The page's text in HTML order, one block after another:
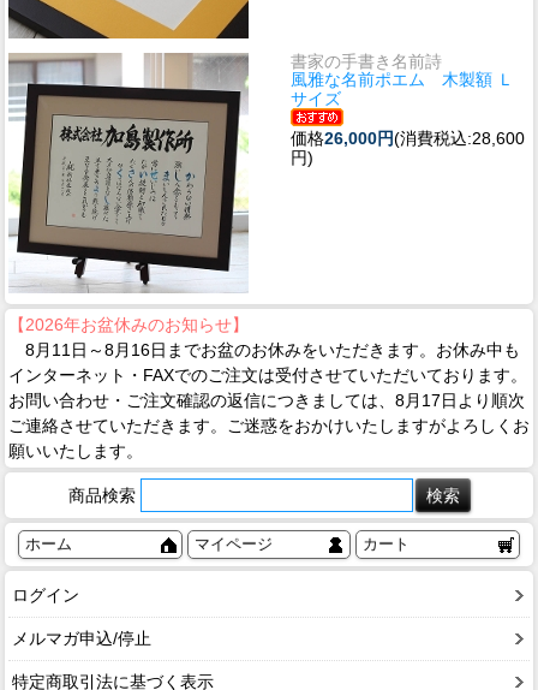
書家の手書き名前詩
風雅な名前ポエム 木製額 Ｌ
サイズ
価格26,000円(消費税込:28,600
円)
【2026年お盆休みのお知らせ】
8月11日～8月16日までお盆のお休みをいただきます。お休み中も
インターネット・FAXでのご注文は受付させていただいております。
お問い合わせ・ご注文確認の返信につきましては、8月17日より順次
ご連絡させていただきます。ご迷惑をおかけいたしますがよろしくお
願いいたします。
商品検索
ホーム マイページ カート
ログイン
メルマガ申込/停止
特定商取引法に基づく表示